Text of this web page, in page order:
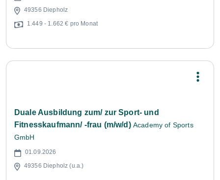
49356 Diepholz
1.449 - 1.662 € pro Monat
Duale Ausbildung zum/ zur Sport- und
Fitnesskaufmann/ -frau (m/w/d) Academy of Sports
GmbH
01.09.2026
49356 Diepholz (u.a.)